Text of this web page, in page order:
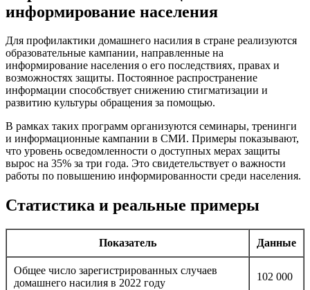
информирование населения
Для профилактики домашнего насилия в стране реализуются
образовательные кампании, направленные на
информирование населения о его последствиях, правах и
возможностях защиты. Постоянное распространение
информации способствует снижению стигматизации и
развитию культуры обращения за помощью.
В рамках таких программ организуются семинары, тренинги
и информационные кампании в СМИ. Примеры показывают,
что уровень осведомленности о доступных мерах защиты
вырос на 35% за три года. Это свидетельствует о важности
работы по повышению информированности среди населения.
Статистика и реальные примеры
Показатель Данные
Общее число зарегистрированных случаев
домашнего насилия в 2022 году
102 000